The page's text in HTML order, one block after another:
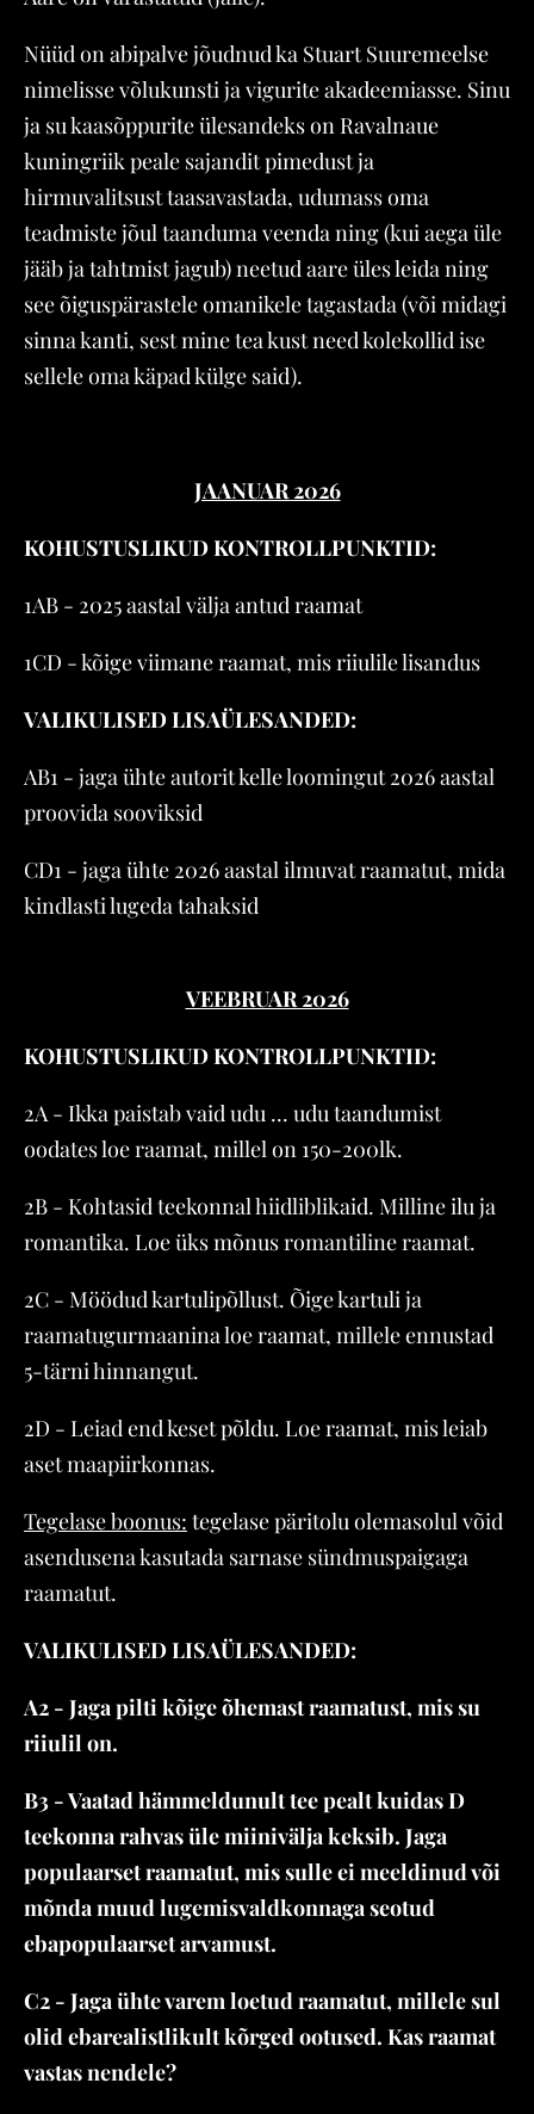
Nüüd on abipalve jõudnud ka Stuart Suuremeelse
nimelisse võlukunsti ja vigurite akadeemiasse. Sinu
ja su kaasõppurite ülesandeks on Ravalnaue
kuningriik peale sajandit pimedust ja
hirmuvalitsust taasavastada, udumass oma
teadmiste jõul taanduma veenda ning (kui aega üle
jääb ja tahtmist jagub) neetud aare üles leida ning
see õiguspärastele omanikele tagastada (või midagi
sinna kanti, sest mine tea kust need kolekollid ise
sellele oma käpad külge said).
JAANUAR 2026
KOHUSTUSLIKUD KONTROLLPUNKTID:
1AB - 2025 aastal välja antud raamat
1CD - kõige viimane raamat, mis riiulile lisandus
VALIKULISED LISAÜLESANDED:
AB1 - jaga ühte autorit kelle loomingut 2026 aastal
proovida sooviksid
CD1 - jaga ühte 2026 aastal ilmuvat raamatut, mida
kindlasti lugeda tahaksid
VEEBRUAR 2026
KOHUSTUSLIKUD KONTROLLPUNKTID:
2A - Ikka paistab vaid udu ... udu taandumist
oodates loe raamat, millel on 150-200lk.
2B - Kohtasid teekonnal hiidliblikaid. Milline ilu ja
romantika. Loe üks mõnus romantiline raamat.
2C - Möödud kartulipõllust. Õige kartuli ja
raamatugurmaanina loe raamat, millele ennustad
5-tärni hinnangut.
2D - Leiad end keset põldu. Loe raamat, mis leiab
aset maapiirkonnas.
Tegelase boonus: tegelase päritolu olemasolul võid
asendusena kasutada sarnase sündmuspaigaga
raamatut.
VALIKULISED LISAÜLESANDED:
A2 - Jaga pilti kõige õhemast raamatust, mis su
riiulil on.
B3 - Vaatad hämmeldunult tee pealt kuidas D
teekonna rahvas üle miinivälja keksib. Jaga
populaarset raamatut, mis sulle ei meeldinud või
mõnda muud lugemisvaldkonnaga seotud
ebapopulaarset arvamust.
C2 - Jaga ühte varem loetud raamatut, millele sul
olid ebarealistlikult kõrged ootused. Kas raamat
vastas nendele?